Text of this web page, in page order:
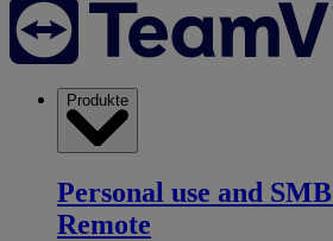
Produkte
Personal use and SMB
Remote